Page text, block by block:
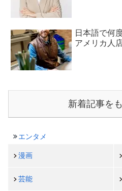
日本語で何
アメリカ人
新着記事を
エンタメ
漫画
芸能